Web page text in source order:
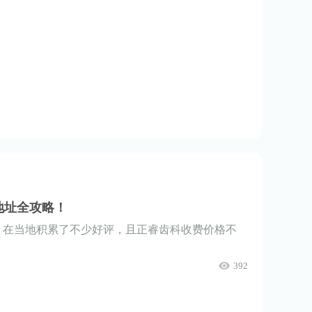
全攻略！
当地积累了不少好评，且正睿齿科收费价格不
392